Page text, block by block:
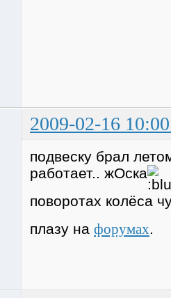
2009-02-16
подвеску брал
работает.. жОска
поворотах колёса
плазу на форумах.